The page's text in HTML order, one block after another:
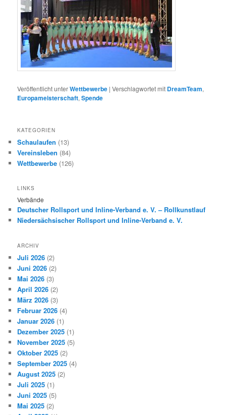
Veröffentlicht unterWettbewerbe |Verschlagwortet mit DreamTeam,
Europameisterschaft,Spende
KATEGORIEN
Schaulaufen (13)
Vereinsleben (84)
Wettbewerbe (126)
LINKS
Verbände
Deutscher Rollsport und Inline-Verband e. V. – Rollkunstlauf
Niedersächsischer Rollsport und Inline-Verband e. V.
ARCHIV
Juli 2026 (2)
Juni 2026 (2)
Mai 2026 (3)
April 2026 (2)
März 2026 (3)
Februar 2026 (4)
Januar 2026 (1)
Dezember 2025 (1)
November 2025 (5)
Oktober 2025 (2)
September 2025 (4)
August 2025 (2)
Juli 2025 (1)
Juni 2025 (5)
Mai 2025 (2)